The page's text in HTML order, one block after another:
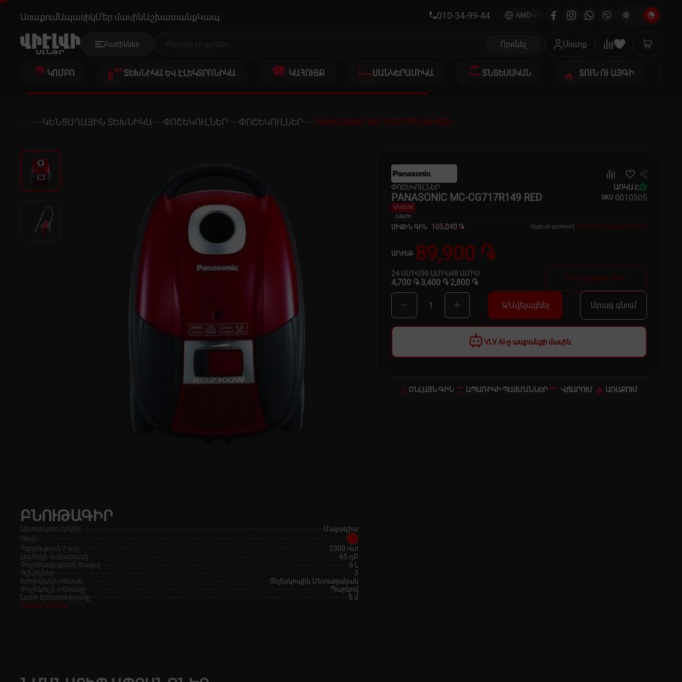
PANASONIC MC-CG717R149 RED
ԱռաքումԱպառիկՄեր մասինԱշխատանքԿապ 010-34-99-44 AMD
Բաժիններ Որոնել Մուտք
ԿՈՄԲՈ ՏԵԽՆԻԿԱ ԵՎ ԷԼԵԿՏՐՈՆԻԿԱ ԿԱՀՈՒՅՔ ՍԱՆԿԵՐԱՄԻԿԱ ՏՆՏԵՍԱԿԱՆ ՏՈՒՆ ՈՒ ԱՅԳԻ
ԿԵՆՑԱՂԱՅԻՆ ՏԵԽՆԻԿԱ ՓՈՇԵԿՈՒԼՆԵՐ ՓՈՇԵԿՈՒԼՆԵՐ PANASONIC MC-CG717R149 RED
VLV AI-ը ապրանքի մասին
ՓՈՇԵԿՈՒԼՆԵՐ ԱՌԿԱ Է
PANASONIC MC-CG717R149 RED SKU 0010505
ԵՐԱՇԽԻՔ
5 ՏԱՐԻ
ՄԻՋԻՆ ԳԻՆ 105,040 ֏ Ակցիան գործում է 2026-08-07 մինչև 2026-09-13
ԱՐԺԵՔ 89,900 ֏
24 ԱՄԻՍ
4,700 ֏
36 ԱՄԻՍ
3,400 ֏
48 ԱՄԻՍ
2,800 ֏ Գնել ապառիկ հիմա
1 Ավելացնել Արագ գնում
ՕՆԼԱՅՆ ԳԻՆ ԱՊԱՌԻԿԻ ՊԱՅՄԱՆՆԵՐ ՎՃԱՐՈՒՄ ԱՌԱՔՈՒՄ
ԲՆՈՒԹԱԳԻՐ
Արտադրող երկիր
Մալազիա
Գույն
Հզորություն (Վտ)
2300 Վտ
Աղմուկի մակարդակ
65 դԲ
Փոշեհավաքման ծավալ
6 Լ
Գլխիկներ
3
Խողովակի տեսակ
Տելեսկոպիկ Մետաղական
Փոշեկուլի տեսակը
Պարկով
Լարի երկարությունը
5 մ
Իմանալ ավելին